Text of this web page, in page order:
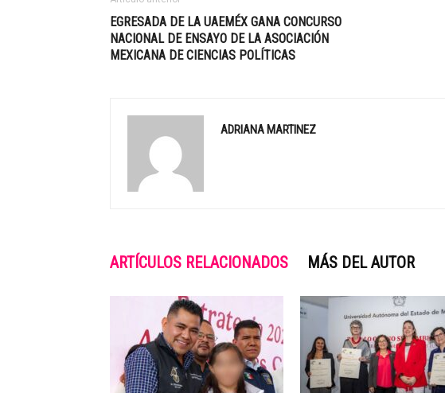
EGRESADA DE LA UAEMÉX GANA CONCURSO
NACIONAL DE ENSAYO DE LA ASOCIACIÓN
MEXICANA DE CIENCIAS POLÍTICAS
ADRIANA MARTINEZ
ARTÍCULOS RELACIONADOS MÁS DEL AUTOR